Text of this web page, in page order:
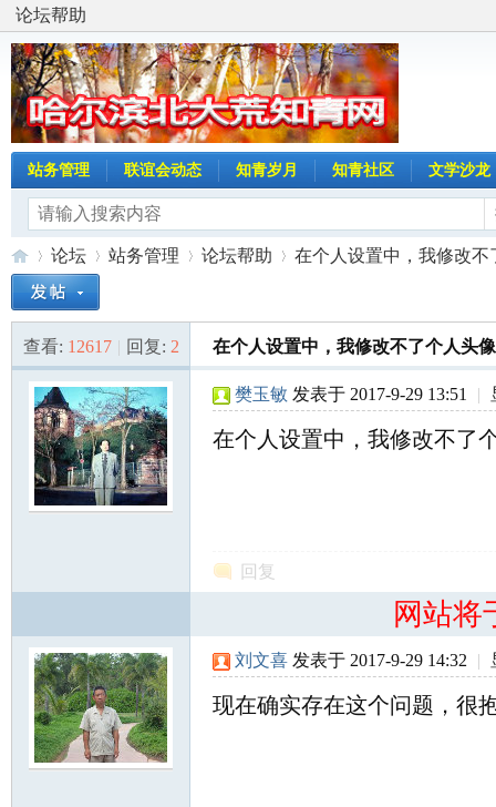
论坛帮助
站务管理 联谊会动态 知青岁月 知青社区 文学沙龙
哈»
论坛
›
站务管理 论坛帮助
›
在个人设置中，我修改不
查看: 12617 | 回复: 2 在个人设置中，我修改不了个人头
樊玉敏 发表于 2017-9-29 13:51 |
在个人设置中，我修改不了
回复
网站将
刘文喜 发表于 2017-9-29 14:32 |
现在确实存在这个问题，很